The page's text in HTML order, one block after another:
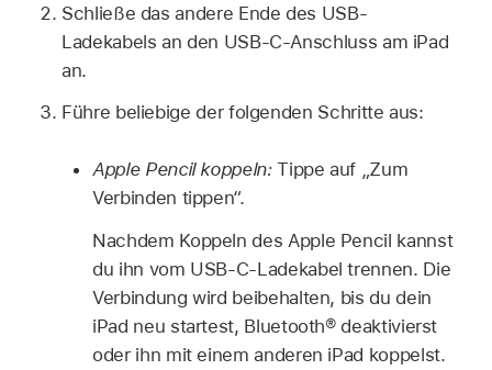
Schließe das andere Ende des USB-
Ladekabels an den USB-C-Anschluss am iPad
an.
Führe beliebige der folgenden Schritte aus:
Apple Pencil koppeln:Tippe auf „Zum
Verbinden tippen“.
Nachdem Koppeln des Apple Pencil kannst
du ihn vom USB-C-Ladekabel trennen. Die
Verbindung wird beibehalten, bis du dein
iPad neu startest, Bluetooth® deaktivierst
oder ihn mit einem anderen iPad koppelst.